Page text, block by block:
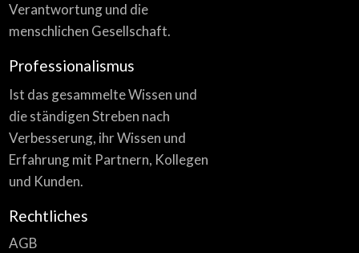
Verantwortung und die
menschlichen Gesellschaft.
Professionalismus
Ist das gesammelte Wissen und
die ständigen Streben nach
Verbesserung, ihr Wissen und
Erfahrung mit Partnern, Kollegen
und Kunden.
Rechtliches
AGB